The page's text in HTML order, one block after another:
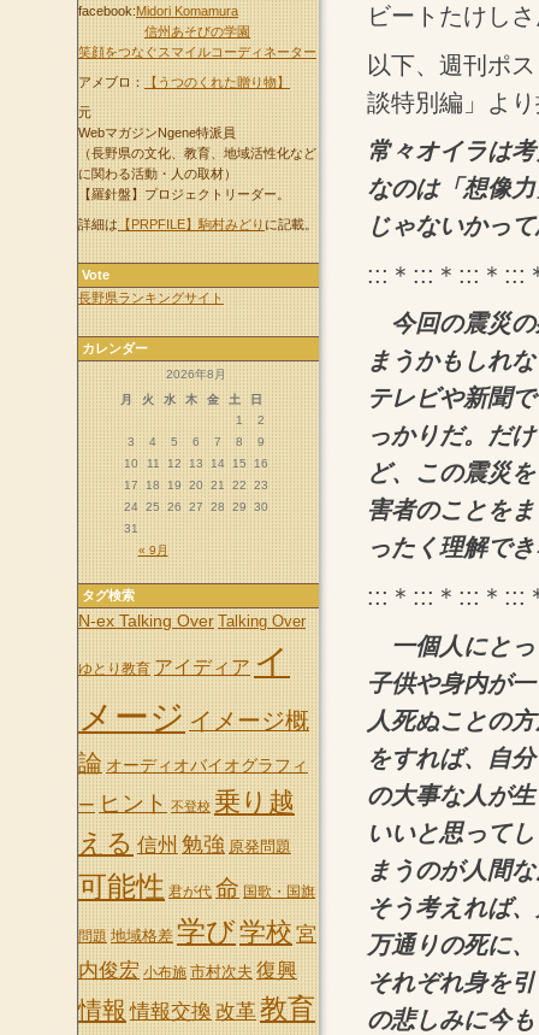
ビートたけし
以下、週刊ポ
談特別編」よ
常々オイラは
なのは「想像
じゃないかっ
:::＊:::＊:::＊:::
今回の震災の
まうかもしれ
テレビや新聞
っかりだ。だけ
ど、この震災
害者のことをま
ったく理解で
:::＊:::＊:::＊:::
一個人にとっ
子供や身内が一
人死ぬことの
をすれば、自分
の大事な人が
いいと思ってし
まうのが人間
そう考えれば
万通りの死に、
それぞれ身を
の悲しみに今も
facebook:Midori Komamura
信州あそびの学園
笑顔をつなぐスマイルコーディネーター
アメブロ：【うつのくれた贈り物】
元
WebマガジンNgene特派員
（長野県の文化、教育、地域活性化など
に関わる活動・人の取材）
【羅針盤】プロジェクトリーダー。
詳細は【PRPFILE】駒村みどりに記載。
Vote
長野県ランキングサイト
カレンダー
2026年8月
月
火 水 木 金 土 日
« 9月
1
2
3
4 5 6 7 8
9
10
11 12 13 14 15
16
17
18 19 20 21 22
23
24
25 26 27 28 29
30
31
タグ検索
N-ex Talking Over Talking Over
ゆとり教育 アイディア イ
メージ イメージ概
論 オーディオバイオグラフィ
ー ヒント 不登校 乗り越
える信州 勉強 原発問題
可能性 君が代 命 国歌・国旗
問題 地域格差 学び学校 宮
内俊宏 小布施 市村次夫 復興
情報情報交換 改革教育